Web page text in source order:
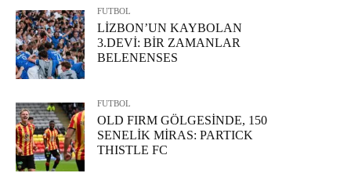
FUTBOL
LİZBON’UN KAYBOLAN
3.DEVİ: BİR ZAMANLAR
BELENENSES
FUTBOL
OLD FIRM GÖLGESİNDE, 150
SENELİK MİRAS: PARTICK
THISTLE FC